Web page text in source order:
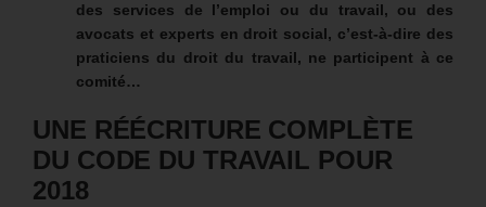
des services de l’emploi ou du travail, ou des
avocats et experts en droit social, c’est-à-dire des
praticiens du droit du travail, ne participent à ce
comité…
UNE RÉÉCRITURE COMPLÈTE
DU CODE DU TRAVAIL POUR
2018